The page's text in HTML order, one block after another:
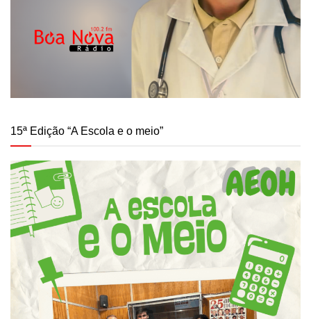
15ª Edição “A Escola e o meio”